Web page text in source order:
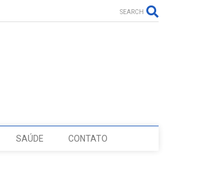
SEARCH
SAÚDE CONTATO